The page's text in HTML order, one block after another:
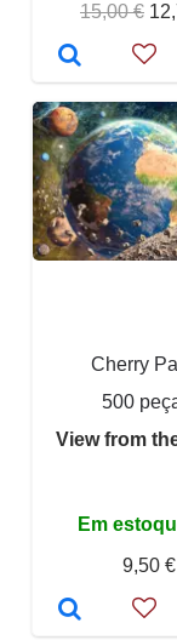
15,00 €
Cherry
500
View from
Em
9,50 €